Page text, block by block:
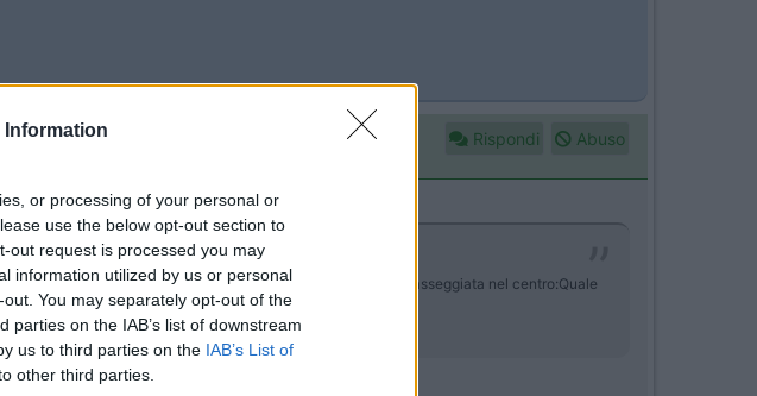
Information
or processing of your personal or
use the below opt-out section to
out request is processed you may
information utilized by us or personal
You may separately opt-out of the
on the IAB’s list of downstream
us to third parties on the IAB’s List of
other third parties.
Rispondi Abuso
fermarmi per una sosta/pernotto in serata per fare una passeggiata nel centro:Quale